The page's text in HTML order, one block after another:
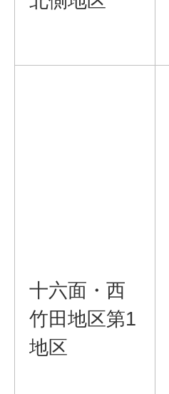
十六面・西
竹田地区第1
地区